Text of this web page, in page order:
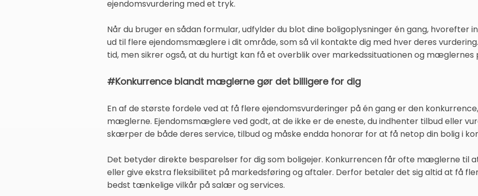
ejendomsvurdering med et tryk.
Når du bruger en sådan formular, udfylder du blot dine boligoplysninger én gang, hvorefter
ud til flere ejendomsmæglere i dit område, som så vil kontakte dig med hver deres
tid, men sikrer også, at du hurtigt kan få et overblik over markedssituationen og mæglernes
#Konkurrence blandt mæglerne gør det billigere for dig
En af de største fordele ved at få flere ejendomsvurderinger på én gang er den
mæglerne. Ejendomsmæglere ved godt, at de ikke er de eneste, du indhenter tilbud eller
skærper de både deres service, tilbud og måske endda honorar for at få netop din bolig i
Det betyder direkte besparelser for dig som boligejer. Konkurrencen får ofte mæglerne til
eller give ekstra fleksibilitet på markedsføring og aftaler. Derfor betaler det sig altid at få
bedst tænkelige vilkår på salær og services.